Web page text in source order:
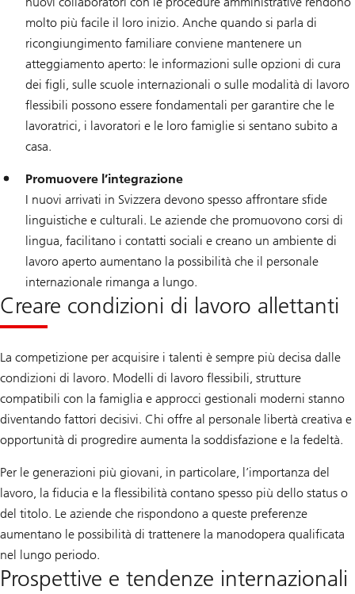
molto più facile il loro inizio. Anche quando si parla di
ricongiungimento familiare conviene mantenere un
atteggiamento aperto: le informazioni sulle opzioni di cura
dei figli, sulle scuole internazionali o sulle modalità di lavoro
flessibili possono essere fondamentali per garantire che le
lavoratrici, i lavoratori e le loro famiglie si sentano subito a
casa.
Promuovere l’integrazione
I nuovi arrivati in Svizzera devono spesso affrontare sfide
linguistiche e culturali. Le aziende che promuovono corsi di
lingua, facilitano i contatti sociali e creano un ambiente di
lavoro aperto aumentano la possibilità che il personale
internazionale rimanga a lungo.
Creare condizioni di lavoro allettanti
La competizione per acquisire i talenti è sempre più decisa dalle
condizioni di lavoro. Modelli di lavoro flessibili, strutture
compatibili con la famiglia e approcci gestionali moderni stanno
diventando fattori decisivi. Chi offre al personale libertà creativa e
opportunità di progredire aumenta la soddisfazione e la fedeltà.
Per le generazioni più giovani, in particolare, l’importanza del
lavoro, la fiducia e la flessibilità contano spesso più dello status o
del titolo. Le aziende che rispondono a queste preferenze
aumentano le possibilità di trattenere la manodopera qualificata
nel lungo periodo.
Prospettive e tendenze internazionali